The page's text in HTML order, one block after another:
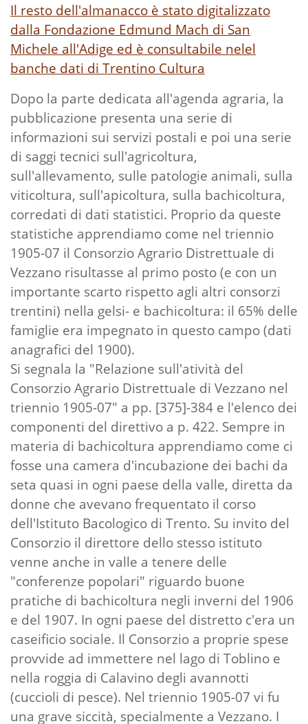
Il resto dell'almanacco è stato digitalizzato
dalla Fondazione Edmund Mach di San
Michele all'Adige ed è consultabile nelel
banche dati di Trentino Cultura
Dopo la parte dedicata all'agenda agraria, la
pubblicazione presenta una serie di
informazioni sui servizi postali e poi una serie
di saggi tecnici sull'agricoltura,
sull'allevamento, sulle patologie animali, sulla
viticoltura, sull'apicoltura, sulla bachicoltura,
corredati di dati statistici. Proprio da queste
statistiche apprendiamo come nel triennio
1905-07 il Consorzio Agrario Distrettuale di
Vezzano risultasse al primo posto (e con un
importante scarto rispetto agli altri consorzi
trentini) nella gelsi- e bachicoltura: il 65% delle
famiglie era impegnato in questo campo (dati
anagrafici del 1900).
Si segnala la "Relazione sull'atività del
Consorzio Agrario Distrettuale di Vezzano nel
triennio 1905-07" a pp. [375]-384 e l'elenco dei
componenti del direttivo a p. 422. Sempre in
materia di bachicoltura apprendiamo come ci
fosse una camera d'incubazione dei bachi da
seta quasi in ogni paese della valle, diretta da
donne che avevano frequentato il corso
dell'Istituto Bacologico di Trento. Su invito del
Consorzio il direttore dello stesso istituto
venne anche in valle a tenere delle
"conferenze popolari" riguardo buone
pratiche di bachicoltura negli inverni del 1906
e del 1907. In ogni paese del distretto c'era un
caseificio sociale. Il Consorzio a proprie spese
provvide ad immettere nel lago di Toblino e
nella roggia di Calavino degli avannotti
(cuccioli di pesce). Nel triennio 1905-07 vi fu
una grave siccità, specialmente a Vezzano. I